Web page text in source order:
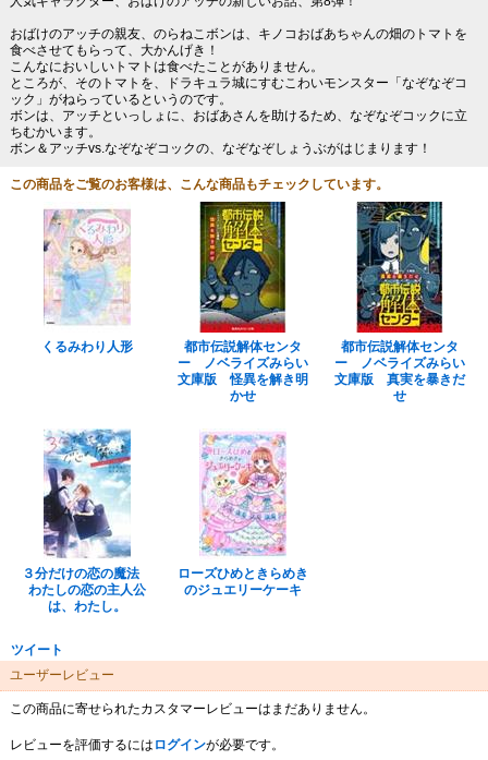
おばけのアッチの親友、のらねこボンは、キノコおばあちゃんの畑のトマトを
食べさせてもらって、大かんげき！
こんなにおいしいトマトは食べたことがありません。
ところが、そのトマトを、ドラキュラ城にすむこわいモンスター「なぞなぞコ
ック」がねらっているというのです。
ボンは、アッチといっしょに、おばあさんを助けるため、なぞなぞコックに立
ちむかいます。
ボン＆アッチvs.なぞなぞコックの、なぞなぞしょうぶがはじまります！
この商品をご覧のお客様は、こんな商品もチェックしています。
くるみわり人形
都市伝説解体センタ
ー ノベライズみらい
文庫版 怪異を解き明
かせ
都市伝説解体センタ
ー ノベライズみらい
文庫版 真実を暴きだ
せ
３分だけの恋の魔法
わたしの恋の主人公
は、わたし。
ローズひめときらめき
のジュエリーケーキ
ツイート
ユーザーレビュー
この商品に寄せられたカスタマーレビューはまだありません。
レビューを評価するには ログインが必要です。